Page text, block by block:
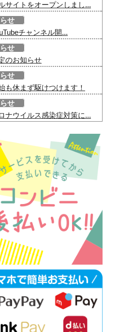
サイトをオープンしまし...
せ
チャンネル開...
せ
のお知らせ
せ
も休まず駆けつけます！
せ
ナウイルス感染症対策に...